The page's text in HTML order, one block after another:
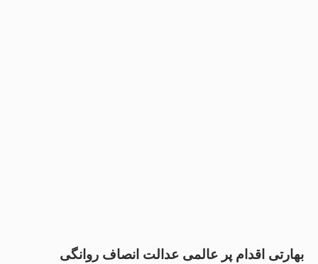
بھارتی اقدام پر عالمی عدالت انصاف روانگی